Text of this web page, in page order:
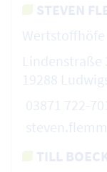
STEVEN
Lindenstraße
19288
03871 722-
TILL